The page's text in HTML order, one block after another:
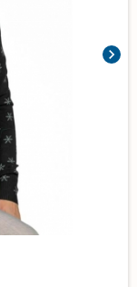
chevron_right